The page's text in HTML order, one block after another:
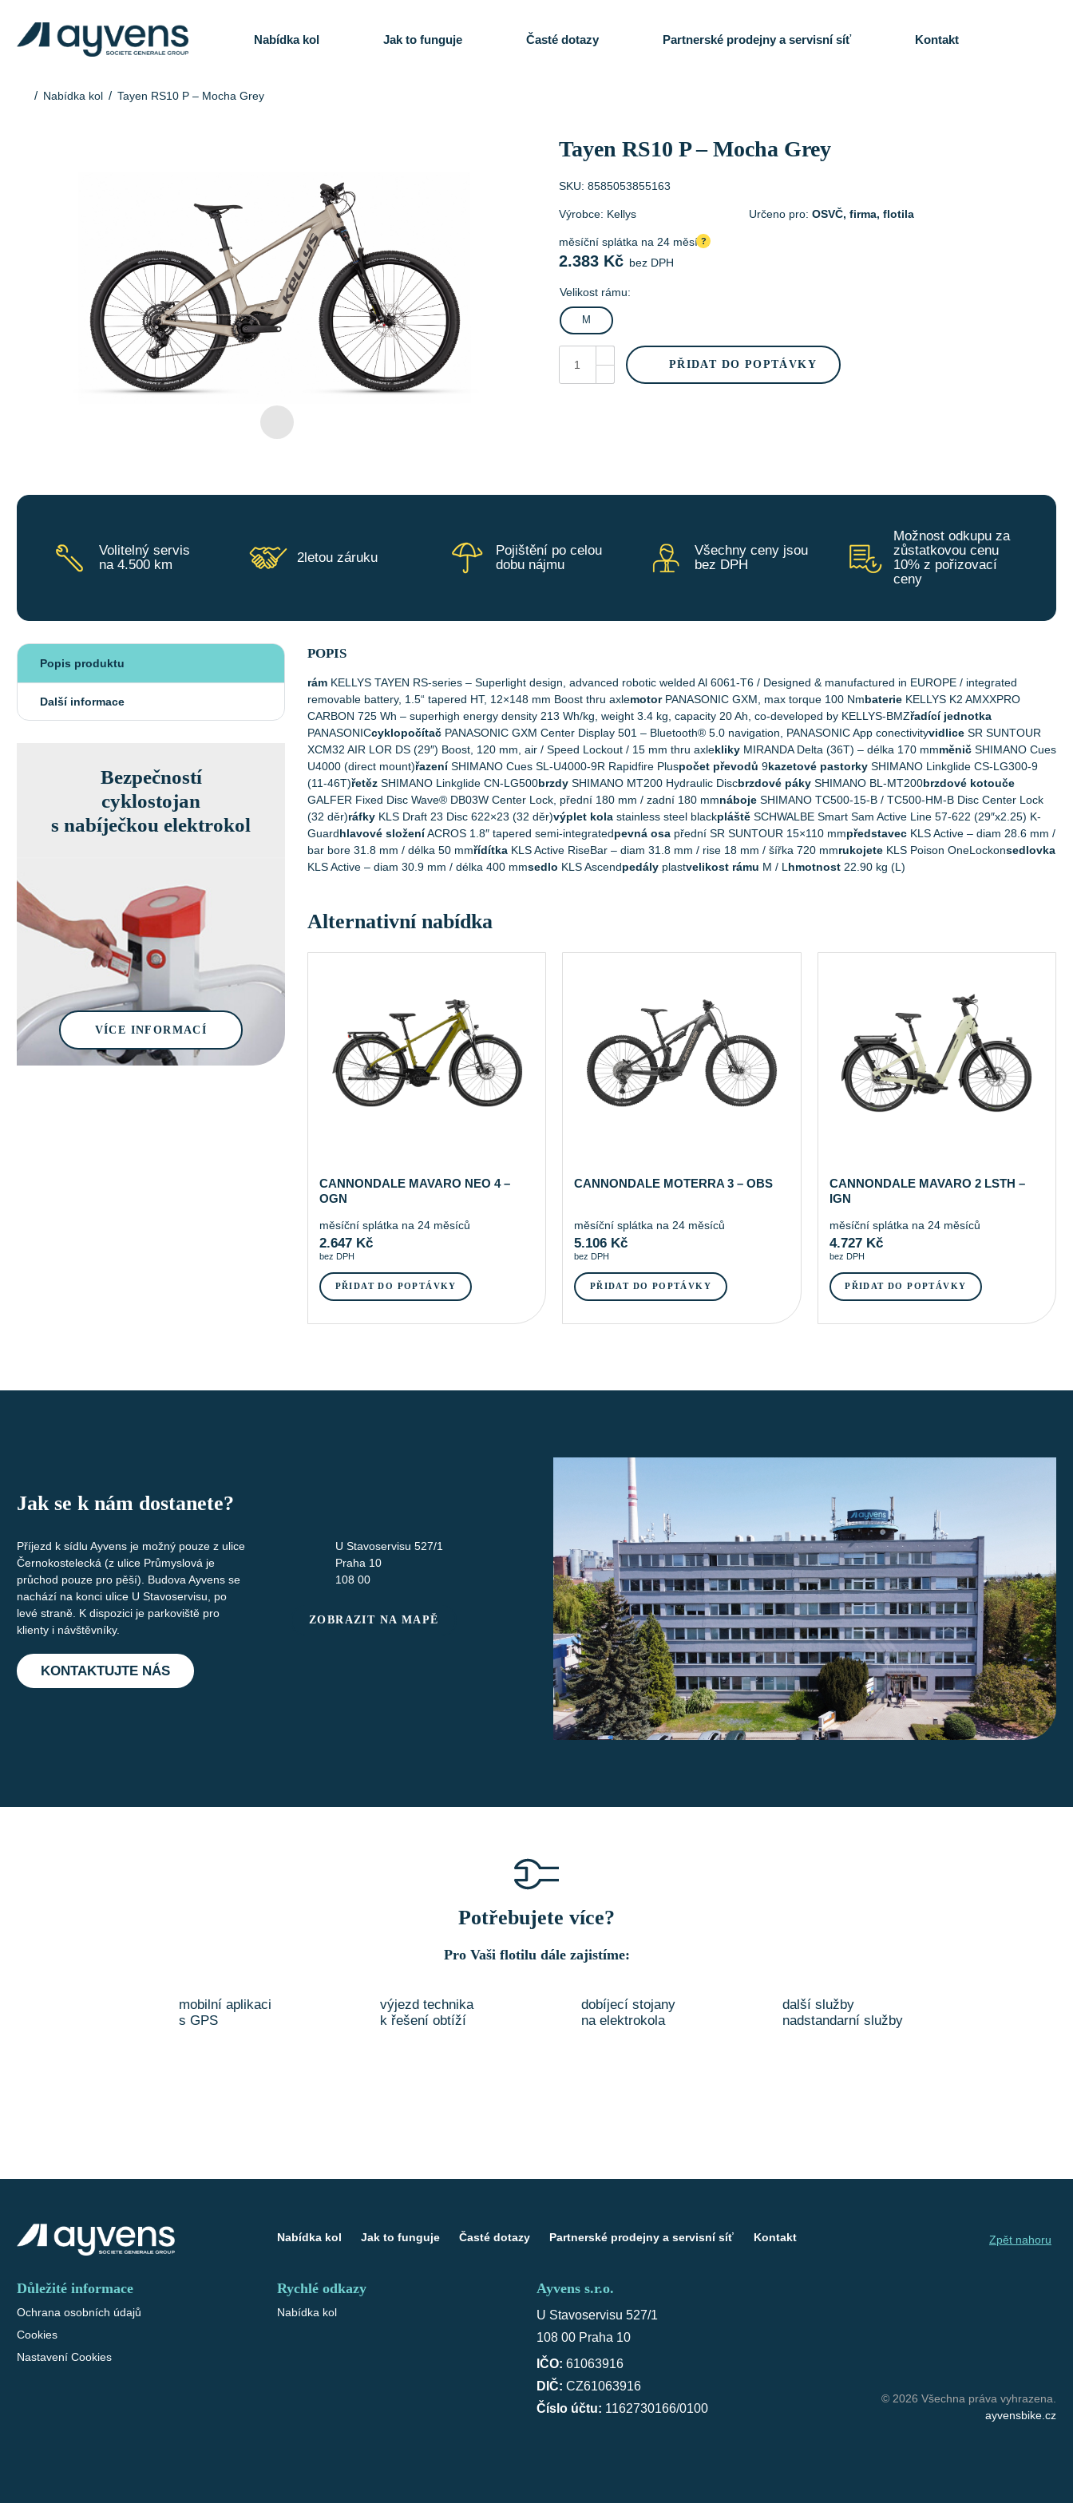
Nabídka kol Jak to funguje Časté dotazy Partnerské prodejny a servisní síť Kontakt
Nabídka kol Tayen RS10 P – Mocha Grey
Tayen RS10 P – Mocha Grey
SKU: 8585053855163
Výrobce: Kellys Určeno pro: OSVČ, firma, flotila
?
měsíční splátka na 24 měsíců
2.383 Kč bez DPH
Velikost rámu:
M
Tayen
RS10
PŘIDAT DO POPTÁVKY
Volitelný servis
na 4.500 km
2letou záruku
Pojištění po celou
dobu nájmu
Všechny ceny jsou
bez DPH
Možnost odkupu za
zůstatkovou cenu
10% z pořizovací
ceny
Popis produktu
Další informace
Bezpečností
cyklostojan
s nabíječkou elektrokol
VÍCE INFORMACÍ
POPIS
rám KELLYS TAYEN RS-series – Superlight design, advanced robotic welded Al 6061-T6 / Designed & manufactured in EUROPE / integrated
removable battery, 1.5“ tapered HT, 12×148 mm Boost thru axlemotorPANASONIC GXM, max torque 100 Nmbaterie KELLYS K2 AMXXPRO
CARBON 725 Wh – superhigh energy density 213 Wh/kg, weight 3.4 kg, capacity 20 Ah, co-developed by KELLYS-BMZřadící jednotka
PANASONICcyklopočítač PANASONIC GXM Center Display 501 – Bluetooth® 5.0 navigation, PANASONIC App conectivityvidlice SR SUNTOUR
XCM32 AIR LOR DS (29″) Boost, 120 mm, air / Speed Lockout / 15 mm thru axlekliky MIRANDA Delta (36T) – délka 170 mmměnič SHIMANO Cues
U4000 (direct mount)řazeníSHIMANO Cues SL-U4000-9R Rapidfire Pluspočet převodů 9kazetové pastorky SHIMANO Linkglide CS-LG300-9
(11-46T)řetěz SHIMANO Linkglide CN-LG500brzdy SHIMANO MT200 Hydraulic Discbrzdové páky SHIMANO BL-MT200brzdové kotouče
GALFER Fixed Disc Wave® DB03W Center Lock, přední 180 mm / zadní 180 mmnáboje SHIMANO TC500-15-B / TC500-HM-B Disc Center Lock
(32 děr)ráfky KLS Draft 23 Disc 622×23 (32 děr)výplet kola stainless steel blackpláště SCHWALBE Smart Sam Active Line 57-622 (29″x2.25) K-
Guardhlavové složeníACROS 1.8″ tapered semi-integratedpevná osa přední SR SUNTOUR 15×110 mmpředstavec KLS Active – diam 28.6 mm /
bar bore 31.8 mm / délka 50 mmřídítka KLS Active RiseBar – diam 31.8 mm / rise 18 mm / šířka 720 mmrukojete KLS Poison OneLockonsedlovka
KLS Active – diam 30.9 mm / délka 400 mmsedlo KLS Ascendpedály plastvelikost rámu M / L hmotnost 22.90 kg (L)
Alternativní nabídka
CANNONDALE MAVARO NEO 4 –
OGN
měsíční splátka na 24 měsíců
2.647 Kč
bez DPH
PŘIDAT DO POPTÁVKY
CANNONDALE MOTERRA 3 – OBS
měsíční splátka na 24 měsíců
5.106 Kč
bez DPH
PŘIDAT DO POPTÁVKY
CANNONDALE MAVARO 2 LSTH –
IGN
měsíční splátka na 24 měsíců
4.727 Kč
bez DPH
PŘIDAT DO POPTÁVKY
Jak se k nám dostanete?
Příjezd k sídlu Ayvens je možný pouze z ulice
Černokostelecká (z ulice Průmyslová je
průchod pouze pro pěší). Budova Ayvens se
nachází na konci ulice U Stavoservisu, po
levé straně. K dispozici je parkoviště pro
klienty i návštěvníky.
KONTAKTUJTE NÁS
U Stavoservisu 527/1
Praha 10
108 00
ZOBRAZIT NA MAPĚ
Potřebujete více?
Pro Vaši flotilu dále zajistíme:
mobilní aplikaci
s GPS
výjezd technika
k řešení obtíží
dobíjecí stojany
na elektrokola
další služby
nadstandarní služby
Nabídka kol Jak to funguje Časté dotazy Partnerské prodejny a servisní síť Kontakt Zpět nahoru
Důležité informace
Ochrana osobních údajů
Cookies
Nastavení Cookies
Rychlé odkazy
Nabídka kol
Ayvens s.r.o.
U Stavoservisu 527/1
108 00 Praha 10
IČO: 61063916
DIČ: CZ61063916
Číslo účtu: 1162730166/0100
© 2026 Všechna práva vyhrazena.
ayvensbike.cz